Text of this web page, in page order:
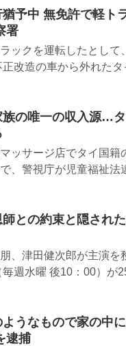
予中 無免許で軽ト
署
ックを運転したとして
改造の車から外れた
の唯一の収入源…
ッサージ店でタイ国籍
、警視庁が児童福祉法
師との約束と隠され
、津田健次郎が主演を
週水曜 後10：00）が
ようなもので家の中
逮捕